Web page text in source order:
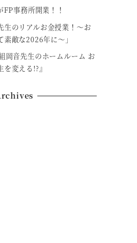
事務所開業！！
生のリアルお金授業！～お
敵な2026年に～」
岡音先生のホームルーム お
変える!?』